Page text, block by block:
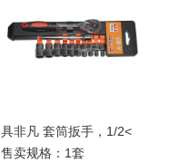
具非凡 套筒扳手，1/2<
售卖规格：1套